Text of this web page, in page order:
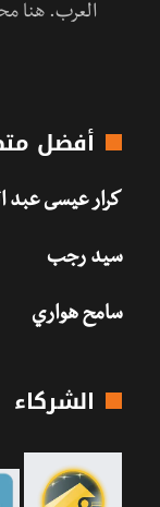
العرب. هنا
أفضل
كرار عيسى عبد
سيد رجب
سامح هواري
الشركاء